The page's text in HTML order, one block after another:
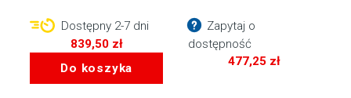
Dostępny 2-7 dni
839,50 zł
Do koszyka
Zapytaj o
dostępność
477,25 zł